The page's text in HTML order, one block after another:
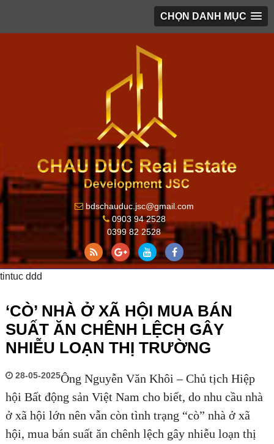
CHỌN DANH MỤC
bdschauduc.jsc@gmail.com
0903 94 2528
0399 82 2528
tintuc ddd
‘CÒ’ NHÀ Ở XÃ HỘI MUA BÁN
SUẤT ĂN CHÊNH LỆCH GÂY
NHIỄU LOẠN THỊ TRƯỜNG
28-05-2025Ông Nguyễn Văn Khôi – Chủ tịch Hiệp
hội Bất động sản Việt Nam cho biết, do nhu cầu nhà
ở xã hội lớn nên vẫn còn tình trạng “cò” nhà ở xã
hội, mua bán suất ăn chênh lệch gây nhiễu loạn thị